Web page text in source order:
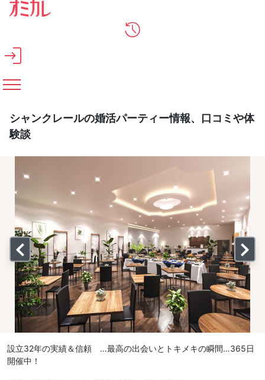
メインコンテンツへスキップ
シャンクレールの婚活パーティー情報、口コミや体
験談
設立32年の実績＆信頼 …最高の出会いとトキメキの瞬間…365日
開催中！